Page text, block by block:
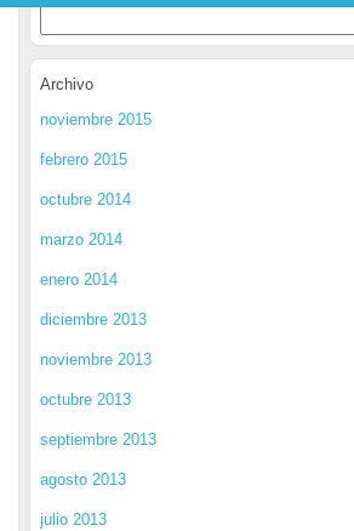
Archivo
noviembre 2015
febrero 2015
octubre 2014
marzo 2014
enero 2014
diciembre 2013
noviembre 2013
octubre 2013
septiembre 2013
agosto 2013
julio 2013